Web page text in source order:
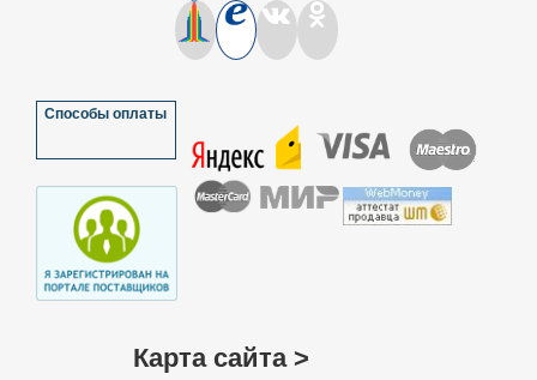
Способы оплаты
Карта сайта >